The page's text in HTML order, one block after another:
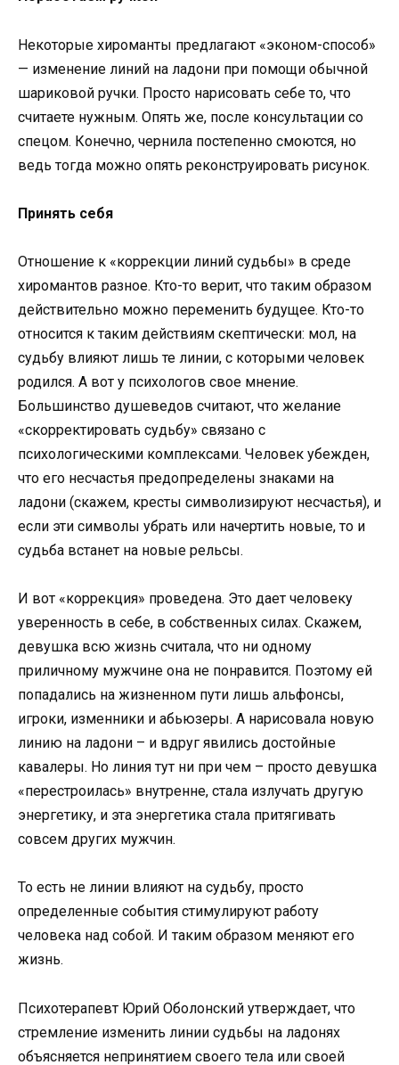
Некоторые хироманты предлагают «эконом-способ»
— изменение линий на ладони при помощи обычной
шариковой ручки. Просто нарисовать себе то, что
считаете нужным. Опять же, после консультации со
спецом. Конечно, чернила постепенно смоются, но
ведь тогда можно опять реконструировать рисунок.
Принять себя
Отношение к «коррекции линий судьбы» в среде
хиромантов разное. Кто-то верит, что таким образом
действительно можно переменить будущее. Кто-то
относится к таким действиям скептически: мол, на
судьбу влияют лишь те линии, с которыми человек
родился. А вот у психологов свое мнение.
Большинство душеведов считают, что желание
«скорректировать судьбу» связано с
психологическими комплексами. Человек убежден,
что его несчастья предопределены знаками на
ладони (скажем, кресты символизируют несчастья), и
если эти символы убрать или начертить новые, то и
судьба встанет на новые рельсы.
И вот «коррекция» проведена. Это дает человеку
уверенность в себе, в собственных силах. Скажем,
девушка всю жизнь считала, что ни одному
приличному мужчине она не понравится. Поэтому ей
попадались на жизненном пути лишь альфонсы,
игроки, изменники и абьюзеры. А нарисовала новую
линию на ладони – и вдруг явились достойные
кавалеры. Но линия тут ни при чем – просто девушка
«перестроилась» внутренне, стала излучать другую
энергетику, и эта энергетика стала притягивать
совсем других мужчин.
То есть не линии влияют на судьбу, просто
определенные события стимулируют работу
человека над собой. И таким образом меняют его
жизнь.
Психотерапевт Юрий Оболонский утверждает, что
стремление изменить линии судьбы на ладонях
объясняется непринятием своего тела или своей